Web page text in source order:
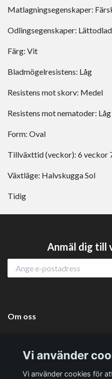
Matlagningsegenskaper:
Odlingsegenskaper: Lättodlad
Färg: Vit
Bladmögelresistens: Låg
Resistens mot skorv: Medel
Resistens mot nematoder: Låg
Form: Oval
Tillväxttid (veckor): 6 veckor
Växtläge: HalvskuggaSol
Tidig
Anmäl dig till
Om oss
Sociala medier
Vi använder
Vi använder cookies för